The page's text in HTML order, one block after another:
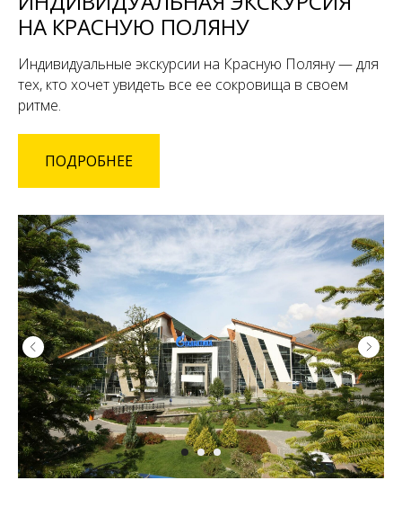
НА КРАСНУЮ ПОЛЯНУ
Индивидуальные экскурсии на Красную Поляну — для
тех, кто хочет увидеть все ее сокровища в своем
ритме.
ПОДРОБНЕЕ